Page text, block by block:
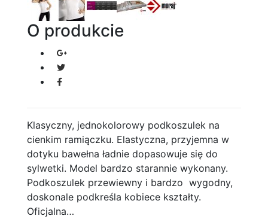
O produkcie
Klasyczny, jednokolorowy podkoszulek na
cienkim ramiączku. Elastyczna, przyjemna w
dotyku bawełna ładnie dopasowuje się do
sylwetki. Model bardzo starannie wykonany.
Podkoszulek przewiewny i bardzo wygodny,
doskonale podkreśla kobiece kształty.
Oficjalna…